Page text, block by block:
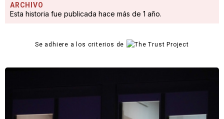
ARCHIVO
Esta historia fue publicada hace más de 1 año.
Se adhiere a los criterios de